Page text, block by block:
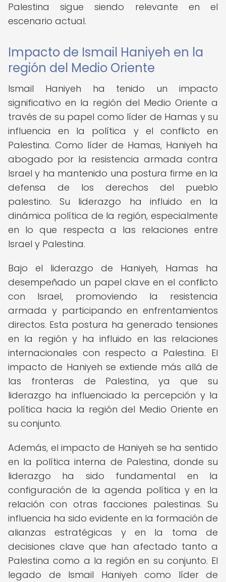
Palestina sigue siendo relevante en el
escenario actual.
Impacto de Ismail Haniyeh en la
región del Medio Oriente
Ismail Haniyeh ha tenido un impacto
significativo en la región del Medio Oriente a
través de su papel como líder de Hamas y su
influencia en la política y el conflicto en
Palestina. Como líder de Hamas, Haniyeh ha
abogado por la resistencia armada contra
Israel y ha mantenido una postura firme en la
defensa de los derechos del pueblo
palestino. Su liderazgo ha influido en la
dinámica política de la región, especialmente
en lo que respecta a las relaciones entre
Israel y Palestina.
Bajo el liderazgo de Haniyeh, Hamas ha
desempeñado un papel clave en el conflicto
con Israel, promoviendo la resistencia
armada y participando en enfrentamientos
directos. Esta postura ha generado tensiones
en la región y ha influido en las relaciones
internacionales con respecto a Palestina. El
impacto de Haniyeh se extiende más allá de
las fronteras de Palestina, ya que su
liderazgo ha influenciado la percepción y la
política hacia la región del Medio Oriente en
su conjunto.
Además, el impacto de Haniyeh se ha sentido
en la política interna de Palestina, donde su
liderazgo ha sido fundamental en la
configuración de la agenda política y en la
relación con otras facciones palestinas. Su
influencia ha sido evidente en la formación de
alianzas estratégicas y en la toma de
decisiones clave que han afectado tanto a
Palestina como a la región en su conjunto. El
legado de Ismail Haniyeh como líder de